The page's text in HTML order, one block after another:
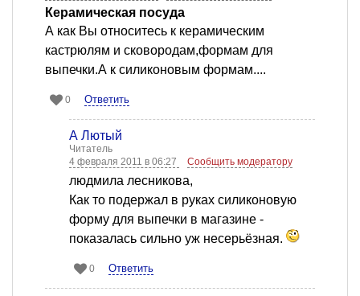
Керамическая посуда
А как Вы относитесь к керамическим
кастрюлям и сковородам,формам для
выпечки.А к силиконовым формам....
0 Ответить
А Лютый
Читатель
4 февраля 2011 в 06:27
Сообщить модератору
людмила лесникова,
Как то подержал в руках силиконовую
форму для выпечки в магазине -
показалась сильно уж несерьёзная.
0 Ответить